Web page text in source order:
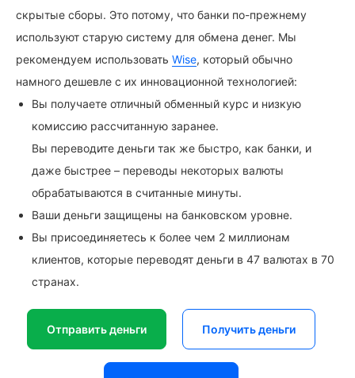
скрытые сборы. Это потому, что банки по-прежнему
используют старую систему для обмена денег. Мы
рекомендуем использовать Wise, который обычно
намного дешевле с их инновационной технологией:
Вы получаете отличный обменный курс и низкую
комиссию рассчитанную заранее.
Вы переводите деньги так же быстро, как банки, и
даже быстрее – переводы некоторых валюты
обрабатываются в считанные минуты.
Ваши деньги защищены на банковском уровне.
Вы присоединяетесь к более чем 2 миллионам
клиентов, которые переводят деньги в 47 валютах в 70
странах.
Отправить деньги Получить деньги